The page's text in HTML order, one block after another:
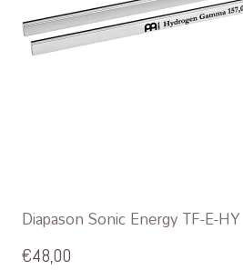
Diapason Sonic Energy TF-E-HY
€48,00